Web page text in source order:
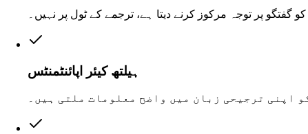
گفتگو پر توجہ مرکوز کرنے دیتا ہے، ترجمے کے ٹول پر نہیں۔
ہیلتھ کیئر اپائنٹمنٹس
اپنی ترجیحی زبان میں واضح معلومات ملتی ہیں۔